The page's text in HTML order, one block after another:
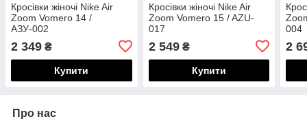
Кросівки жіночі Nike Air
Zoom Vomero 14 /
АЗУ-002
2 349 ₴
Купити
Кросівки жіночі Nike Air
Zoom Vomero 15 / AZU-
017
2 549₴
Купити
004
2
Про нас